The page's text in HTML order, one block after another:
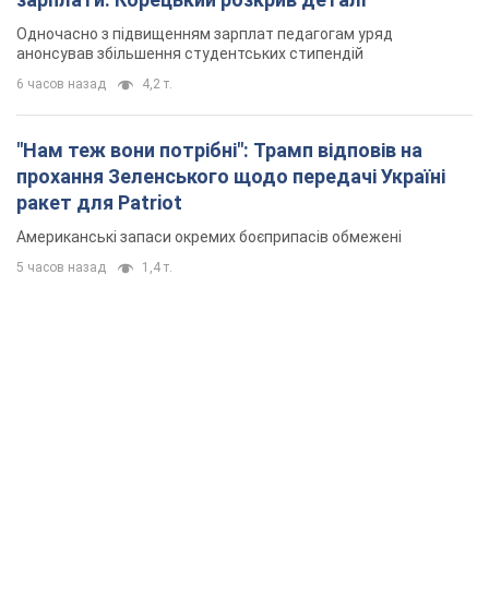
Одночасно з підвищенням зарплат педагогам уряд
анонсував збільшення студентських стипендій
6 часов назад 4,2 т.
"Нам теж вони потрібні": Трамп відповів на
прохання Зеленського щодо передачі Україні
ракет для Patriot
Американські запаси окремих боєприпасів обмежені
5 часов назад 1,4 т.